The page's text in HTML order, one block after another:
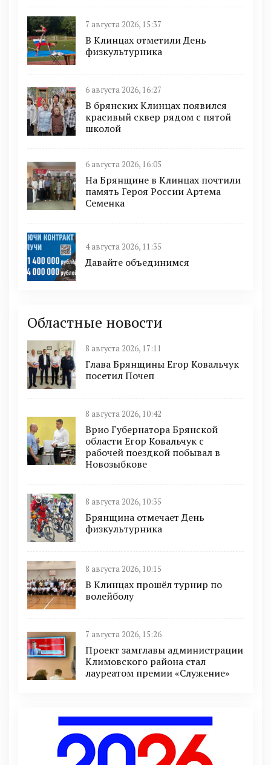
7 августа 2026, 15:37
В Клинцах отметили День
физкультурника
6 августа 2026, 16:27
В брянских Клинцах появился
красивый сквер рядом с пятой
школой
6 августа 2026, 16:05
На Брянщине в Клинцах почтили
память Героя России Артема
Семенка
4 августа 2026, 11:35
Давайте объединимся
Областные новости
8 августа 2026, 17:11
Глава Брянщины Егор Ковальчук
посетил Почеп
8 августа 2026, 10:42
Врио Губернатора Брянской
области Егор Ковальчук с
рабочей поездкой побывал в
Новозыбкове
8 августа 2026, 10:35
Брянщина отмечает День
физкультурника
8 августа 2026, 10:15
В Клинцах прошёл турнир по
волейболу
7 августа 2026, 15:26
Проект замглавы администрации
Климовского района стал
лауреатом премии «Служение»